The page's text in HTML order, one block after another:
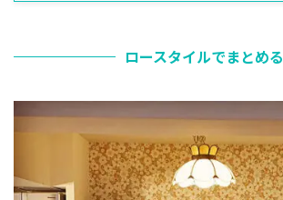
ロースタイルでまとめる